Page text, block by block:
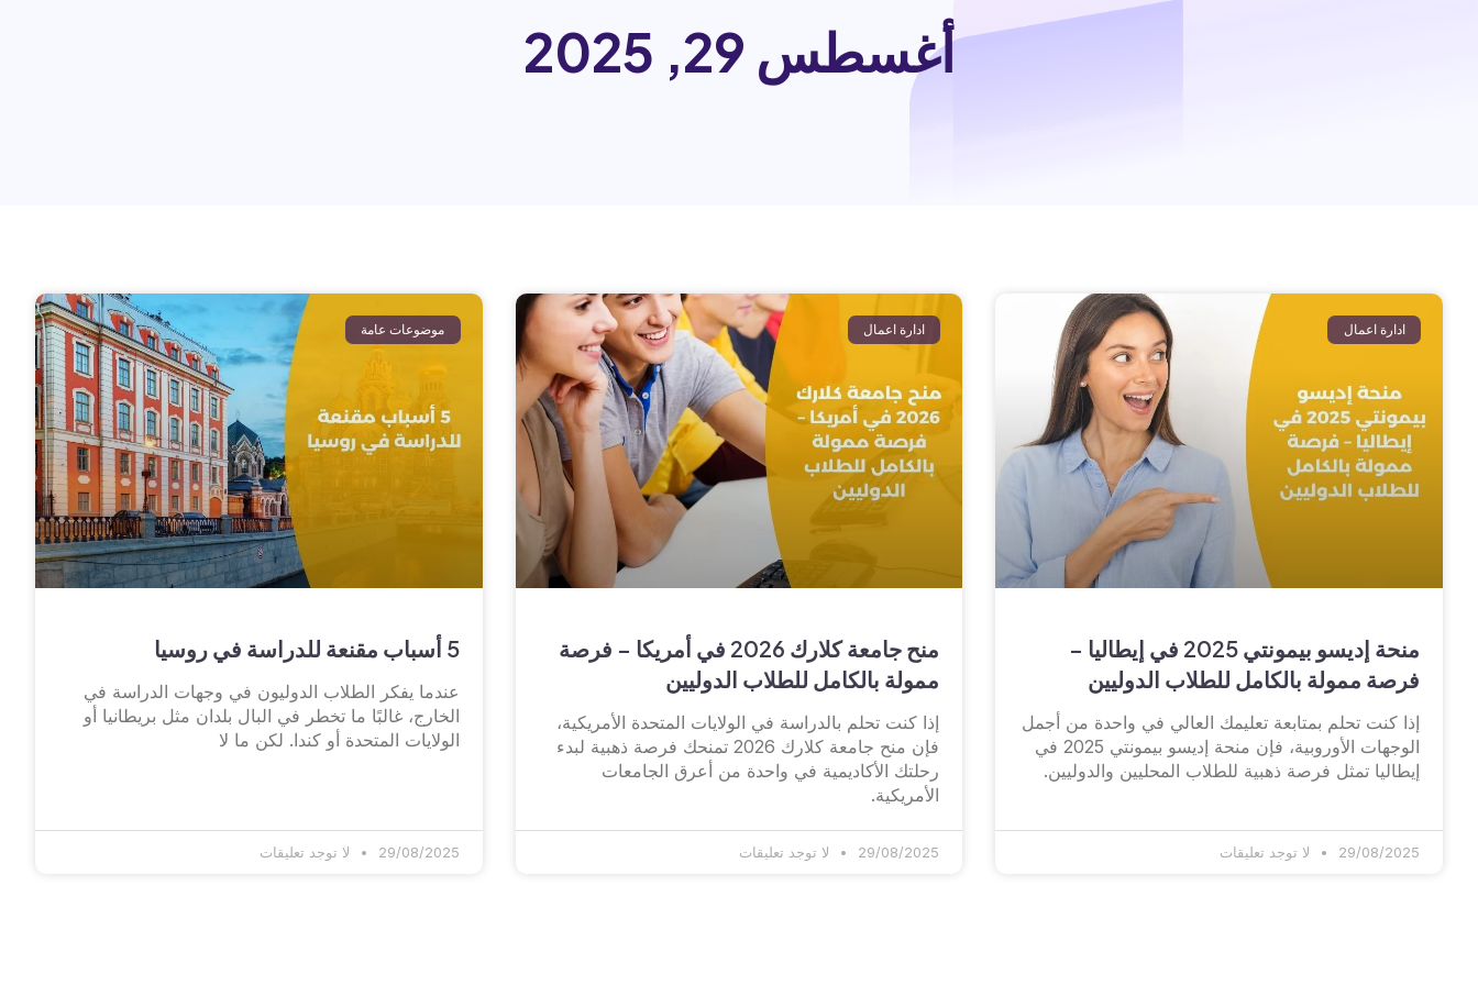
أغسطس 29, 2025
ادارة اعمال
منحة إديسو بيمونتي 2025 في إيطاليا –
فرصة ممولة بالكامل للطلاب الدوليين
إذا كنت تحلم بمتابعة تعليمك العالي في واحدة من أجمل
الوجهات الأوروبية، فإن منحة إديسو بيمونتي 2025 في
إيطاليا تمثل فرصة ذهبية للطلاب المحليين والدوليين.
29/08/2025 لا توجد تعليقات
ادارة اعمال
منح جامعة كلارك 2026 في أمريكا – فرصة
ممولة بالكامل للطلاب الدوليين
إذا كنت تحلم بالدراسة في الولايات المتحدة الأمريكية،
فإن منح جامعة كلارك 2026 تمنحك فرصة ذهبية لبدء
رحلتك الأكاديمية في واحدة من أعرق الجامعات
الأمريكية.
29/08/2025 لا توجد تعليقات
موضوعات عامة
5 أسباب مقنعة للدراسة في روسيا
عندما يفكر الطلاب الدوليون في وجهات الدراسة في
الخارج، غالبًا ما تخطر في البال بلدان مثل بريطانيا أو
الولايات المتحدة أو كندا. لكن ما لا
29/08/2025 لا توجد تعليقات